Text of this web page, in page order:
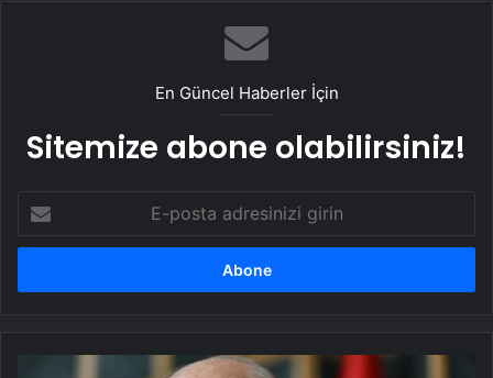
UETDS Nedir ? Uetds.com İle Akıllı Dijital
Taşımacılık Yazılımı
En Güncel Haberler İçin
Sitemize abone olabilirsiniz!
posta
adresinizi